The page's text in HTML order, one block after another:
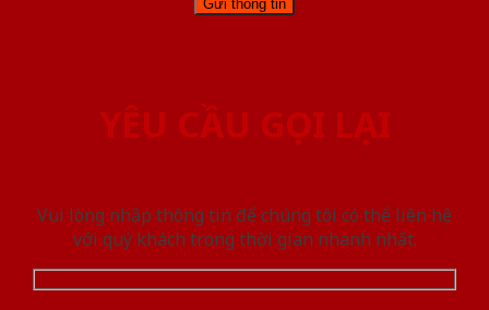
YÊU CẦU GỌI LẠI
Vui lòng nhập thông tin để chúng tôi có thể liên hệ
với quý khách trong thời gian nhanh nhất.